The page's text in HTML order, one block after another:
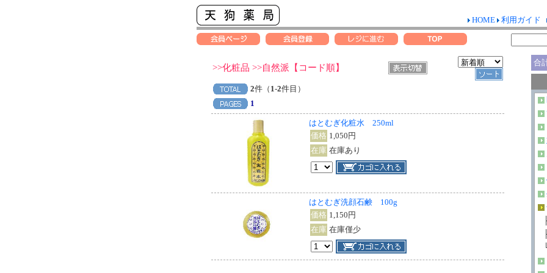
HOME 利用ガイド
>>化粧品 >>自然派【コード順】
2件（ 1-2件目）
1
はとむぎ化粧水 250ml
価格 1,050円
在庫 在庫あり
はとむぎ洗顔石鹸 100g
価格 1,150円
在庫 在庫僅少
合